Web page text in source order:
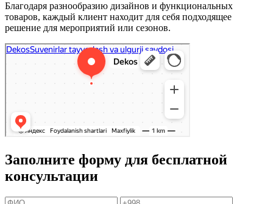
Благодаря разнообразию дизайнов и функциональных
товаров, каждый клиент находит для себя подходящее
решение для мероприятий или сезонов.
Заполните форму для бесплатной
консультации